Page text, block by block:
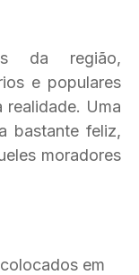
da região,
e populares
Uma
bastante feliz,
moradores
em